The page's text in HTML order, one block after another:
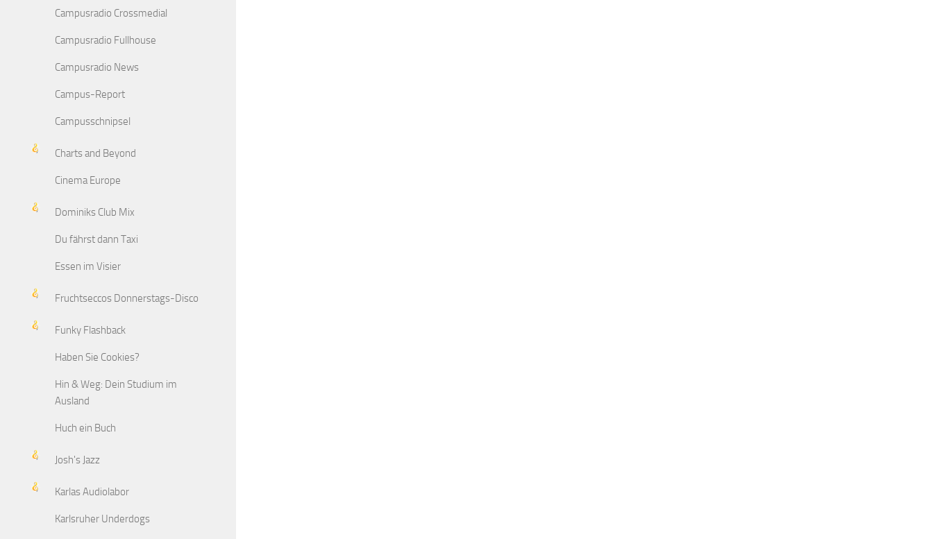
Campusradio Crossmedial
Campusradio Fullhouse
Campusradio News
Campus-Report
Campusschnipsel
Charts and Beyond
Cinema Europe
Dominiks Club Mix
Du fährst dann Taxi
Essen im Visier
Fruchtseccos Donnerstags-Disco
Funky Flashback
Haben Sie Cookies?
Hin & Weg: Dein Studium im
Ausland
Huch ein Buch
Josh's Jazz
Karlas Audiolabor
Karlsruher Underdogs